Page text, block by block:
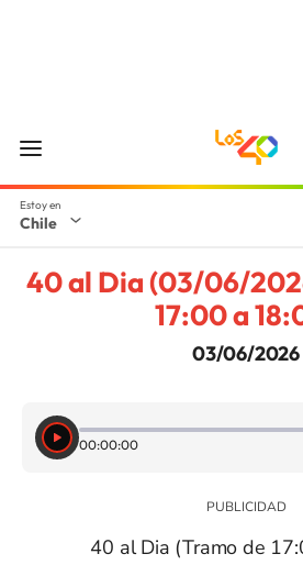
Chile
40 al Dia (03/06/
17:00 a
03/06/2026
00:00:00
40 al Dia (Tramo de